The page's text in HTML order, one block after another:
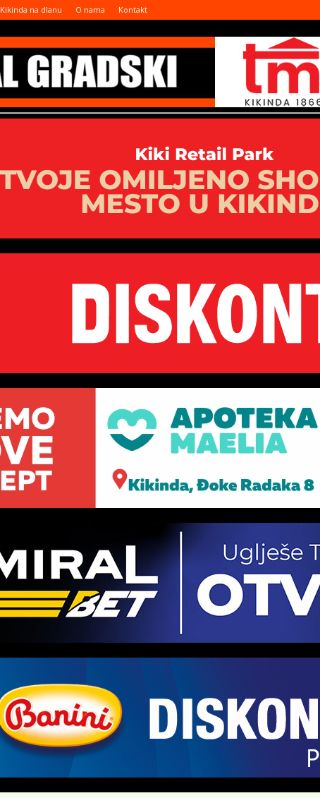
Kikinda na dlanu O nama Kontakt